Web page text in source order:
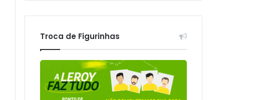
Troca de Figurinhas